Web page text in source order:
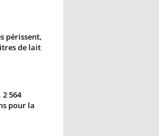
périssent,
de lait
2 564
pour la